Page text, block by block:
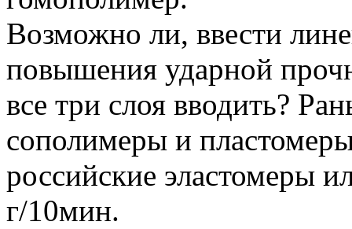
Возможно ли, ввести
повышения ударной
все три слоя вводить?
сополимеры и
российские эластомеры
г/10мин.